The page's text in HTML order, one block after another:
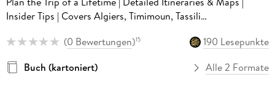
Insider Tips | Covers Algiers, Timimoun, Tassili
(0 Bewertungen)15
190 Lesepunkte
Buch (kartoniert)
Alle 2 Formate